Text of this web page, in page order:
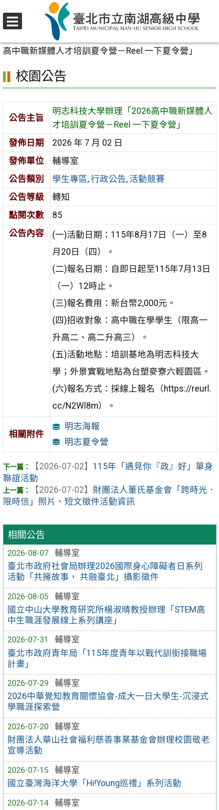
至
要
區
校園公告
高中職新媒體人才培訓夏令營－Reel 一下夏令營」
相關公告
2026-08-07
輔導室
臺北市政府社會局辦理2026國際身心障礙者日系列
活動「共擁故事， 共融臺北」攝影徵件
2026-08-05
輔導室
國立中山大學教育研究所楊淑晴教授辦理「STEM高
中生職涯發展線上系列講座」
2026-07-31
輔導室
臺北市政府青年局「115年度青年以戰代訓銜接職場
計畫」
2026-07-29
輔導室
2026中華覺知教育關懷協會-成大一日大學生-沉浸式
學職涯探索營
2026-07-20
輔導室
財團法人華山社會福利慈善事業基金會辦理校園敬老
宣導活動
2026-07-15
輔導室
國立臺灣海洋大學「Hi!Young巡禮」系列活動
2026-07-14
輔導室
校園公告
公告主旨
明志科技大學辦理「2026高中職新媒體人
才培訓夏令營－Reel 一下夏令營」
發佈日期
2026 年 7 月 02 日
發佈單位
輔導室
公告類別
學生專區, 行政公告, 活動競賽
公告等級
轉知
點閱次數
85
公告內容
(一)活動日期：115年8月17日（一）至8
月20日（四）。
(二)報名日期：自即日起至115年7月13日
（一）12時止。
(三)報名費用：新台幣2,000元。
(四)招收對象：高中職在學學生（限高一
升高二、高二升高三）。
(五)活動地點：培訓基地為明志科技大
學；外景實戰地點為台塑麥寮六輕園區。
(六)報名方式：採線上報名（https://reurl.
cc/N2Wl8m）。
相關附件
明志海報
明志夏令營
【2026-07-02】 115年「遇見你『政』好」單身
聯誼活動
【2026-07-02】 財團法人董氏基金會「跨時光．
限時信」照片、短文徵件活動資訊
選
單